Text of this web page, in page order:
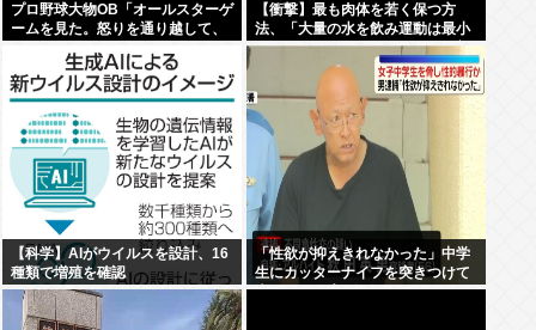
プロ野球大物OB「オールスターゲ
ームを見た。怒りを通り越して、
あきれ果てた」
【衝撃】最も肉体を若く保つ方
法、「大量の水を飲み運動は最小
限、ペペロンチーノとビタミン剤
のみの食生活」だった
【科学】AIがウイルスを設計、16
種類で増殖を確認
「性欲が抑えきれなかった」中学
生にカッターナイフを突きつけて
脅し、レ●プ。自称・アルバイト